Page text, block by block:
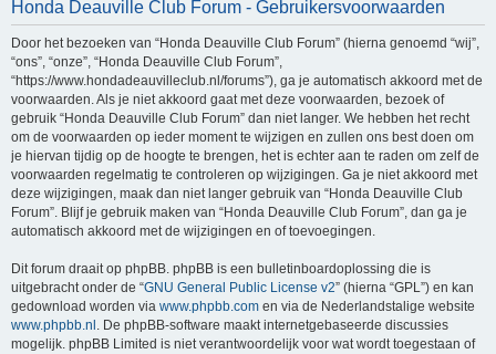
Honda Deauville Club Forum - Gebruikersvoorwaarden
Door het bezoeken van “Honda Deauville Club Forum” (hierna genoemd “wij”,
“ons”, “onze”, “Honda Deauville Club Forum”,
“https://www.hondadeauvilleclub.nl/forums”), ga je automatisch akkoord met de
voorwaarden. Als je niet akkoord gaat met deze voorwaarden, bezoek of
gebruik “Honda Deauville Club Forum” dan niet langer. We hebben het recht
om de voorwaarden op ieder moment te wijzigen en zullen ons best doen om
je hiervan tijdig op de hoogte te brengen, het is echter aan te raden om zelf de
voorwaarden regelmatig te controleren op wijzigingen. Ga je niet akkoord met
deze wijzigingen, maak dan niet langer gebruik van “Honda Deauville Club
Forum”. Blijf je gebruik maken van “Honda Deauville Club Forum”, dan ga je
automatisch akkoord met de wijzigingen en of toevoegingen.
Dit forum draait op phpBB. phpBB is een bulletinboardoplossing die is
uitgebracht onder de “GNU General Public License v2” (hierna “GPL”) en kan
gedownload worden via www.phpbb.com en via de Nederlandstalige website
www.phpbb.nl . De phpBB-software maakt internetgebaseerde discussies
mogelijk. phpBB Limited is niet verantwoordelijk voor wat wordt toegestaan of